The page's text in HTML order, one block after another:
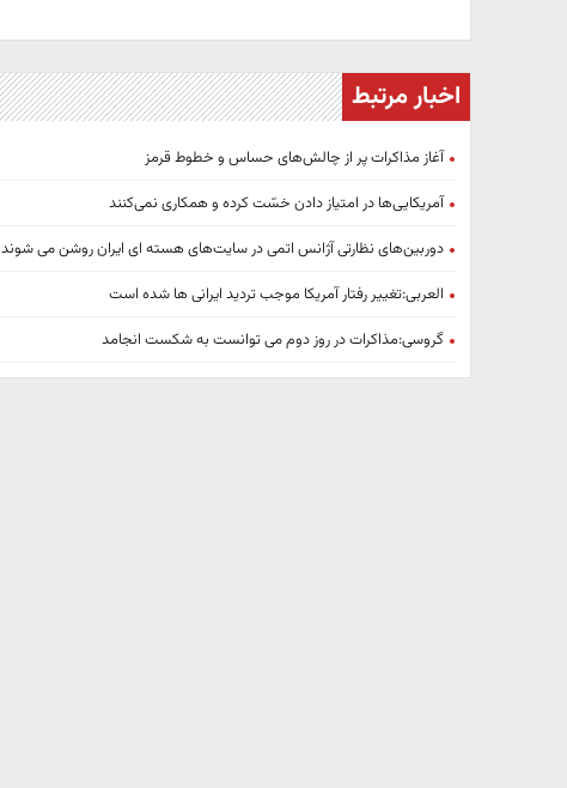
اخبار مرتبط
آغاز مذاکرات پر از چالش‌های حساس و خطوط قرمز
آمریکایی‌ها در امتیاز دادن خسّت کرده و همکاری نمی‌کنند
دوربین‌های نظارتی آژانس اتمی در سایت‌های هسته ای ایران روشن می شوند
العربی:تغییر رفتار آمریکا موجب تردید ایرانی ها شده است
گروسی:مذاکرات در روز دوم می توانست به شکست انجامد